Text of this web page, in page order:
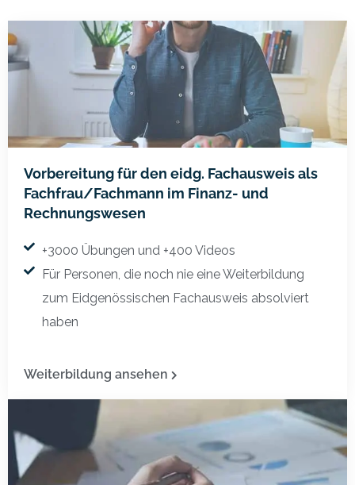
Vorbereitung für den eidg. Fachausweis als
Fachfrau/Fachmann im Finanz- und
Rechnungswesen
+3000 Übungen und +400 Videos
Für Personen, die noch nie eine Weiterbildung
zum Eidgenössischen Fachausweis absolviert
haben
Weiterbildung ansehen